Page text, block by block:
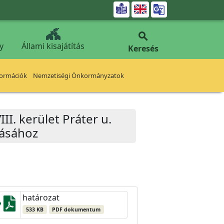

Állami kisajátítás

Keresés
Nemzetiségi Önkormányzatok
kerület Práter u.
határozat
533 KB PDF dokumentum